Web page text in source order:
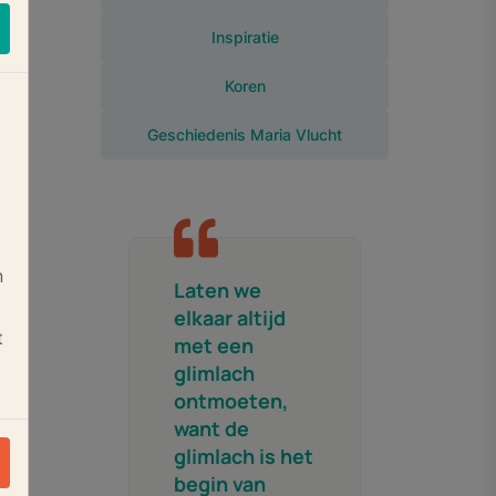
Inspiratie
Koren
Geschiedenis Maria Vlucht
Laten we
elkaar altijd
met een
glimlach
ontmoeten,
want de
glimlach is het
begin van